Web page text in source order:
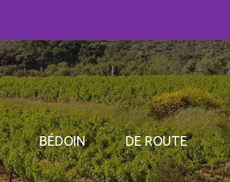
BÉDOIN DE ROUTE